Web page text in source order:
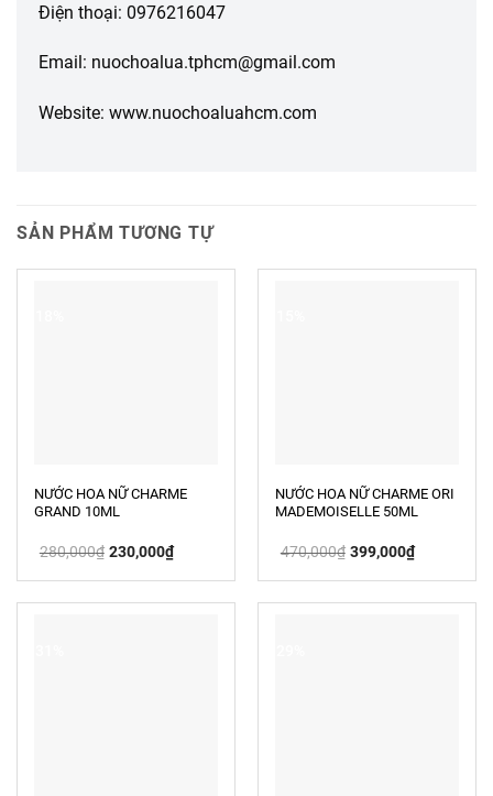
Điện thoại: 0976216047
Email: nuochoalua.tphcm@gmail.com
Website: www.nuochoaluahcm.com
SẢN PHẨM TƯƠNG TỰ
NƯỚC HOA NỮ CHARME
GRAND 10ML
280,000₫ Giá
gốc
230,000₫Giá
hiện
230,000₫.
NƯỚC HOA NỮ CHARME ORI
MADEMOISELLE 50ML
470,000₫ Giá
gốc
399,000₫Giá
hiện
399,000₫.